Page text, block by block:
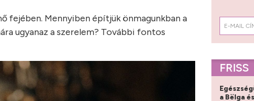
fejében. Mennyiben építjük önmagunkban a
ugyanaz a szerelem? További fontos
FRISS
a Bëlga